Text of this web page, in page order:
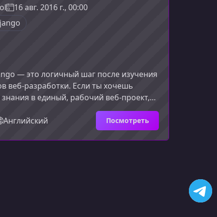
погружались в Python, даже
опыта программирования.
и ключевых конструкций
16 авг. 2016 г., 00:00
— это логичный шаг после изучения
веб‑разработки. Если ты хочешь
в единый, рабочий веб‑проект,
станет отличной отправной точкой.Что
по Django помогает понять, как
веб‑фреймворк, и как на его
полноценные сайты и
Английский Посмотреть